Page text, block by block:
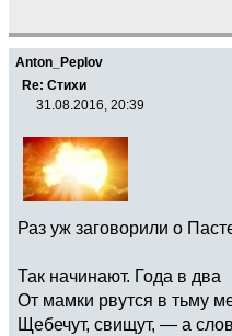
Anton_Peplov
Re: Стихи
31.08.2016, 20:39
Раз уж заговорили о
Так начинают. Года в два
От мамки рвутся в тьму
Щебечут, свищут, — а